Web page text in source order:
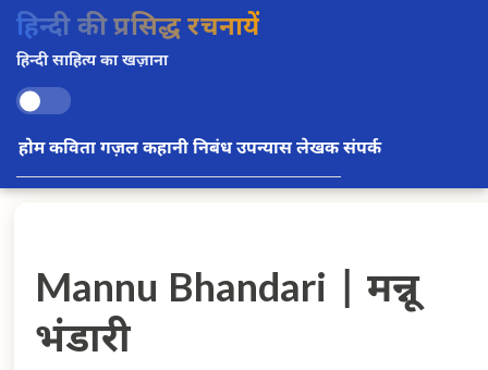
हिन्दी की प्रसिद्ध रचनायें
हिन्दी साहित्य का खज़ाना
होमकवितागज़लकहानीनिबंधउपन्यासलेखकसंपर्क
Mannu Bhandari | मन्नू
भंडारी